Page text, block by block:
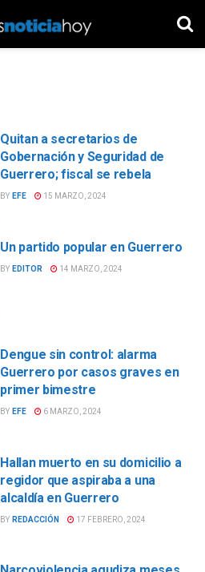
Quitan a secretarios de
Gobernación y Seguridad de
Guerrero; fiscal se rebela
BY EFE 15 MARZO, 2024
Un partido popular en Guerrero
BY EDITOR 14 MARZO, 2024
Dengue sin control: alarma
Guerrero por casos graves en
primer bimestre
BY EFE 6 MARZO, 2024
Hallan muerto en su domicilio a
regidor que aspiraba a una
alcaldía en Guerrero
BY REDACCIÓN 17 FEBRERO, 2024